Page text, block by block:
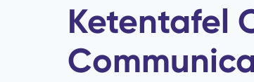
Ketentafel